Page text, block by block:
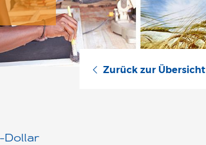
Dollar
Zurück zur Übersicht